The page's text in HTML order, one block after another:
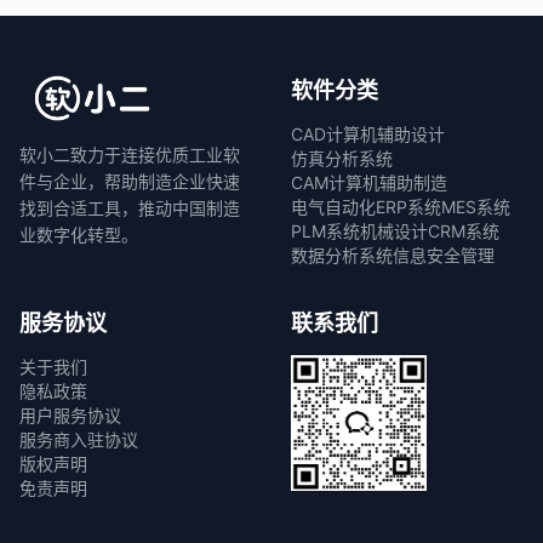
软小二致力于连接优质工业软
件与企业，帮助制造企业快速
找到合适工具，推动中国制造
业数字化转型。
软件分类
CAD计算机辅助设计
仿真分析系统
CAM计算机辅助制造
电气自动化ERP系统MES系统
PLM系统机械设计CRM系统
数据分析系统信息安全管理
服务协议
关于我们
隐私政策
用户服务协议
服务商入驻协议
版权声明
免责声明
联系我们